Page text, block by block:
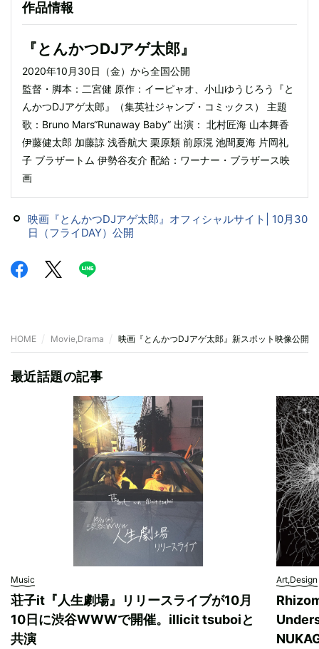
作品情報
『とんかつDJアゲ太郎』
2020年10月30日（金）から全国公開
監督・脚本：二宮健 原作：イーピャオ、小山ゆうじろう『と
んかつDJアゲ太郎』（集英社ジャンプ・コミックス） 主題
歌：Bruno Mars“Runaway Baby” 出演： 北村匠海 山本舞香
伊藤健太郎 加藤諒 浅香航大 栗原類 前原滉 池間夏海 片岡礼
子 ブラザートム 伊勢谷友介 配給：ワーナー・ブラザース映
画
映画『とんかつDJアゲ太郎』オフィシャルサイト| 10月30
日（フライDAY）公開
HOME Movie,Drama 映画『とんかつDJアゲ太郎』新スポット映像公開
最近話題の記事
Music
荘子it『人生劇場』リリースライブが10月
10日に渋谷WWWで開催。illicit tsuboiと
共演
Art,Design